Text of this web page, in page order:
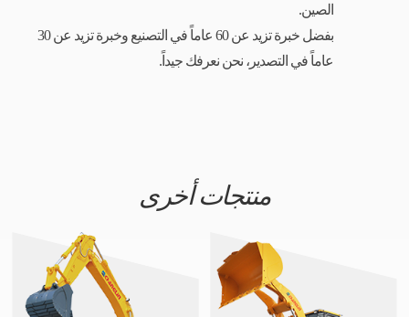
الصين.
بفضل خبرة تزيد عن 60 عاماً في التصنيع وخبرة تزيد عن 30
عاماً في التصدير، نحن نعرفك جيداً.
منتجات أخرى